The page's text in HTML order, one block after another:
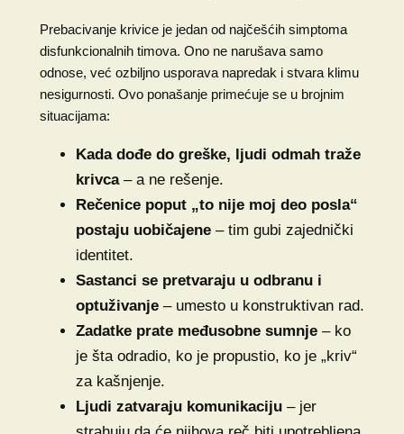
Prebacivanje krivice je jedan od najčešćih simptoma
disfunkcionalnih timova. Ono ne narušava samo
odnose, već ozbiljno usporava napredak i stvara klimu
nesigurnosti. Ovo ponašanje primećuje se u brojnim
situacijama:
Kada dođe do greške, ljudi odmah traže
krivca– a ne rešenje.
Rečenice poput „to nije moj deo posla“
postaju uobičajene– tim gubi zajednički
identitet.
Sastanci se pretvaraju u odbranu i
optuživanje– umesto u konstruktivan rad.
Zadatke prate međusobne sumnje– ko
je šta odradio, ko je propustio, ko je „kriv“
za kašnjenje.
Ljudi zatvaraju komunikaciju– jer